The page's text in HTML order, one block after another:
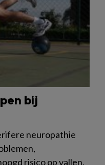
bij
neuropathie
risico op vallen.